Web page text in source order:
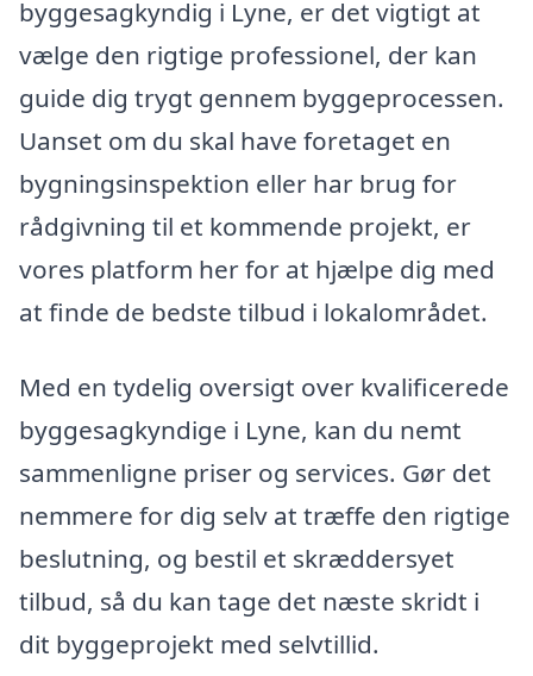
byggesagkyndig i Lyne, er det vigtigt at
vælge den rigtige professionel, der kan
guide dig trygt gennem byggeprocessen.
Uanset om du skal have foretaget en
bygningsinspektion eller har brug for
rådgivning til et kommende projekt, er
vores platform her for at hjælpe dig med
at finde de bedste tilbud i lokalområdet.
Med en tydelig oversigt over kvalificerede
byggesagkyndige i Lyne, kan du nemt
sammenligne priser og services. Gør det
nemmere for dig selv at træffe den rigtige
beslutning, og bestil et skræddersyet
tilbud, så du kan tage det næste skridt i
dit byggeprojekt med selvtillid.